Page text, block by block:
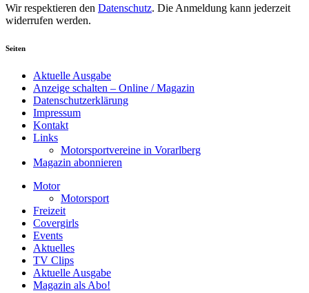
Wir respektieren den Datenschutz. Die Anmeldung kann jederzeit
widerrufen werden.
Seiten
Aktuelle Ausgabe
Anzeige schalten – Online / Magazin
Datenschutzerklärung
Impressum
Kontakt
Links
Motorsportvereine in Vorarlberg
Magazin abonnieren
Motor
Motorsport
Freizeit
Covergirls
Events
Aktuelles
TV Clips
Aktuelle Ausgabe
Magazin als Abo!